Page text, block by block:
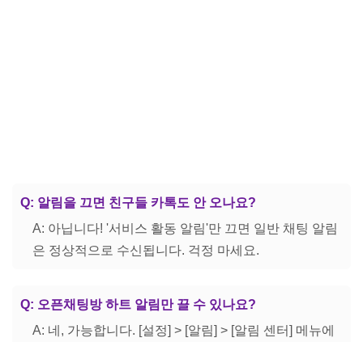
Q: 알림을 끄면 친구들 카톡도 안 오나요?
A: 아닙니다! '서비스 활동 알림'만 끄면 일반 채팅 알림
은 정상적으로 수신됩니다. 걱정 마세요.
Q: 오픈채팅방 하트 알림만 끌 수 있나요?
A: 네, 가능합니다. [설정] > [알림] > [알림 센터] 메뉴에